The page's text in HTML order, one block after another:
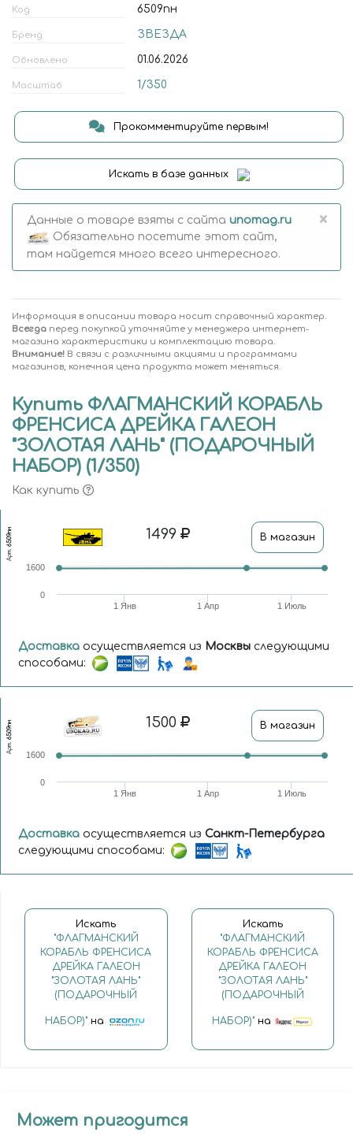
Код 6509пн
Бренд ЗВЕЗДА
Обновлено 01.06.2026
Масштаб 1/350
Прокомментируйте первым!
Искать в базе данных
Данные о товаре взяты с сайта unomag.ru
Обязательно посетите этот сайт,
там найдется много всего интересного.
×
Информация в описании товара носит справочный характер.
Всегда перед покупкой уточняйте у менеджера интернет-
магазина характеристики и комплектацию товара.
Внимание! В связи с различными акциями и программами
магазинов, конечная цена продукта может меняться.
Купить ФЛАГМАНСКИЙ КОРАБЛЬ
ФРЕНСИСА ДРЕЙКА ГАЛЕОН
"ЗОЛОТАЯ ЛАНЬ" (ПОДАРОЧНЫЙ
НАБОР) (1/350)
Как купить
Арт.
6509пн 1499 В магазин
1 Янв 1 Апр 1 Июль
0
1600
Доставка осуществляется из Москвы следующими
способами:
Арт.
6509пн 1500 В магазин
1 Янв 1 Апр 1 Июль
0
1600
Доставка осуществляется из Санкт-Петербурга
следующими способами:
Искать
"ФЛАГМАНСКИЙ
КОРАБЛЬ ФРЕНСИСА
ДРЕЙКА ГАЛЕОН
"ЗОЛОТАЯ ЛАНЬ"
(ПОДАРОЧНЫЙ
НАБОР)" на
Искать
"ФЛАГМАНСКИЙ
КОРАБЛЬ ФРЕНСИСА
ДРЕЙКА ГАЛЕОН
"ЗОЛОТАЯ ЛАНЬ"
(ПОДАРОЧНЫЙ
НАБОР)"на
Может пригодится